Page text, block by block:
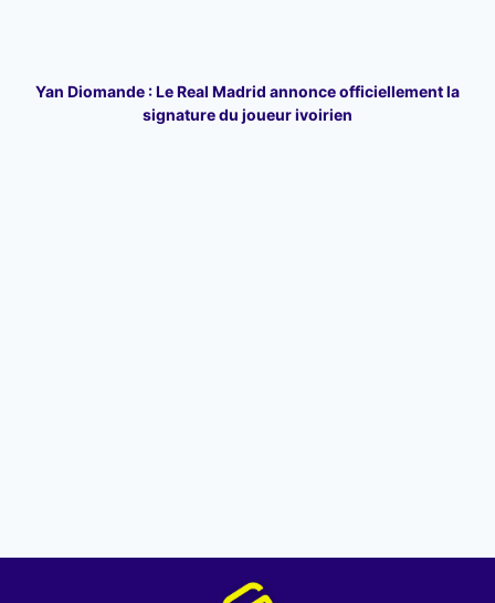
Yan Diomande : Le Real Madrid annonce officiellement la
signature du joueur ivoirien